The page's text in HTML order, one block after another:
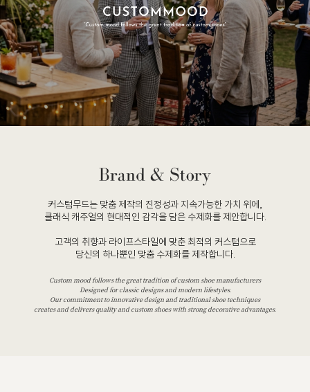
커스텀무드는 맞춤 제작의 진정성과 지속가능한 가치 위에,
클래식 캐주얼의 현대적인 감각을 담은 수제화를 제안합니다.
고객의 취향과 라이프스타일에 맞춘 최적의 커스텀으로
당신의 하나뿐인 맞춤 수제화를 제작합니다.
Custom mood follows the great tradition of custom shoe manufacturers
Designed for classic designs and modern lifestyles.
Our commitment to innovative design and traditional shoe techniques
creates and delivers quality and custom shoes with strong decorative advantages.